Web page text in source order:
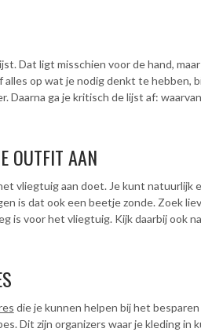
Dat ligt misschien voor de hand,
op wat je nodig denkt te hebben,
Daarna ga je kritisch de lijst af:
OUTFIT AAN
vliegtuig aan doet. Je kunt natuurlijk
is dat ook een beetje zonde. Zoek
is voor het vliegtuig. Kijk daarbij ook
die je kunnen helpen bij het
Dit zijn organizers waar je kleding in